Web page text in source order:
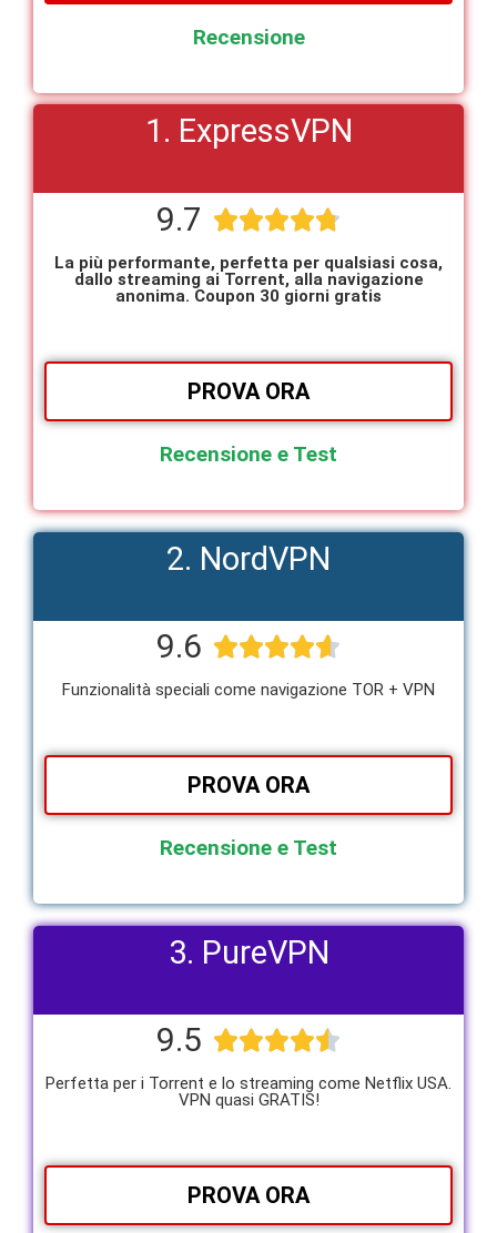
Recensione
1. ExpressVPN
9.7 
La più performante, perfetta per qualsiasi cosa,
dallo streaming ai Torrent, alla navigazione
anonima. Coupon 30 giorni gratis
PROVA ORA
Recensione e Test
2. NordVPN
9.6 
Funzionalità speciali come navigazione TOR + VPN
PROVA ORA
Recensione e Test
3. PureVPN
9.5 
Perfetta per i Torrent e lo streaming come Netflix USA.
VPN quasi GRATIS!
PROVA ORA